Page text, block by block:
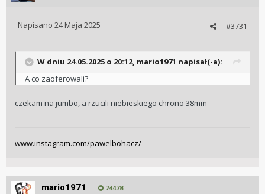
#3731
Napisano 24 Maja 2025
W dniu 24.05.2025 o 20:12, mario1971 napisał(-a):
A co zaoferowali?
czekam na jumbo, a rzucili niebieskiego chrono 38mm
www.instagram.com/pawelbohacz/
mario1971 74478